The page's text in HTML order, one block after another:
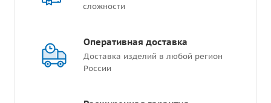
сложности
Оперативная доставка
Доставка изделий в любой регион
России